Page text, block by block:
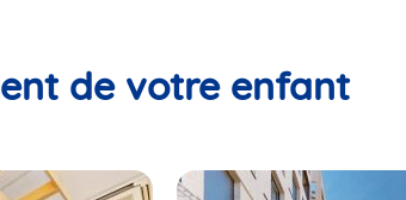
de votre enfant